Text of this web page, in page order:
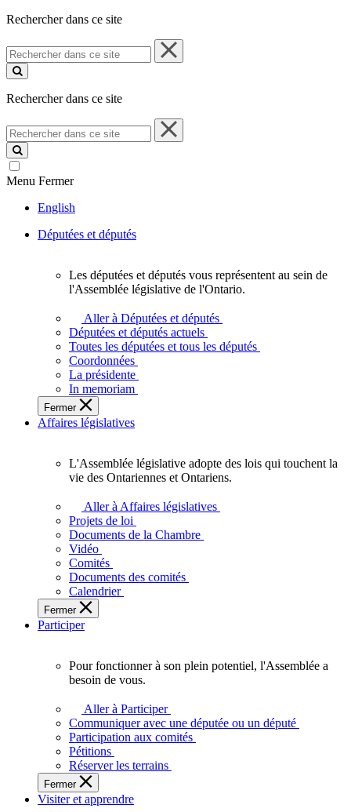
Rechercher dans ce site
Rechercher
dans
ce
Rechercher dans ce site
Rechercher
dans
ce
site
Menu Fermer
English
Députées et députés
députés
vous
représentent
sein
de
l'Assemblée
législative
l'Ontario.
Les députées et députés vous représentent au sein de
l'Assemblée législative de l'Ontario.
Aller à Députées et députés
Députées et députés actuels
Toutes les députées et tous les députés
Coordonnées
La présidente
In memoriam
Fermer
Affaires législatives
L'Assemblée
adopte
touchent
des
Ontariennes
et
L'Assemblée législative adopte des lois qui touchent la
vie des Ontariennes et Ontariens.
Aller à Affaires législatives
Projets de loi
Documents de la Chambre
Vidéo
Comités
Documents des comités
Calendrier
Fermer
Participer
plein
potentiel,
l'Assemblée
a
besoin
de
Pour fonctionner à son plein potentiel, l'Assemblée a
besoin de vous.
Aller à Participer
Communiquer avec une députée ou un député
Participation aux comités
Pétitions
Réserver les terrains
Fermer
Visiter et apprendre